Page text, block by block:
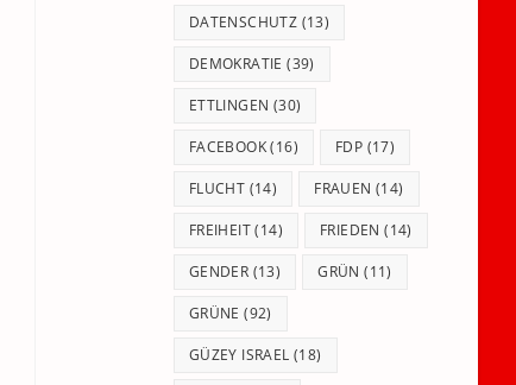
DATENSCHUTZ (13)
DEMOKRATIE (39)
ETTLINGEN (30)
FACEBOOK(16) FDP (17)
FLUCHT (14) FRAUEN (14)
FREIHEIT(14) FRIEDEN (14)
GENDER (13) GRÜN (11)
GRÜNE (92)
GÜZEY ISRAEL (18)